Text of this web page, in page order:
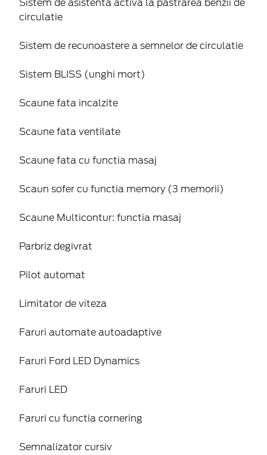
Sistem de asistenta activa la pastrarea benzii de
circulatie
Sistem de recunoastere a semnelor de circulatie
Sistem BLISS (unghi mort)
Scaune fata incalzite
Scaune fata ventilate
Scaune fata cu functia masaj
Scaun sofer cu functia memory (3 memorii)
Scaune Multicontur: functia masaj
Parbriz degivrat
Pilot automat
Limitator de viteza
Faruri automate autoadaptive
Faruri Ford LED Dynamics
Faruri LED
Faruri cu functia cornering
Semnalizator cursiv